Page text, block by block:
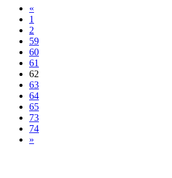
«
1
2
59
60
61
62
63
64
65
73
74
»